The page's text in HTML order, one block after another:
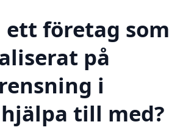
ett företag som
på
i
till med?